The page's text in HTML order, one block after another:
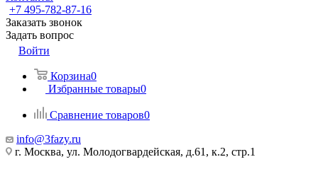
+7 495-782-87-16
Заказать звонок
Задать вопрос
Войти
Корзина0
Избранные товары0
Сравнение товаров0
info@3fazy.ru
г. Москва, ул. Молодогвардейская, д.61, к.2, стр.1